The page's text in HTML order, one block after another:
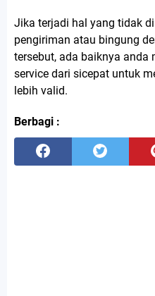
Jika terjadi hal yang tidak
pengiriman atau bingung
tersebut, ada baiknya anda
service dari sicepat untuk
lebih valid.
Berbagi :